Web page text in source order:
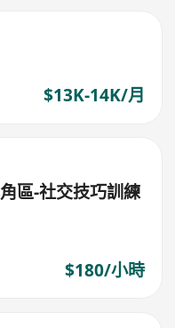
$13K-14K/月
區-社交技巧訓練
$180/小時